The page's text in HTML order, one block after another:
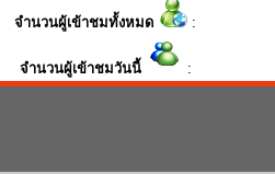
จำนวนผู้เข้าชมทั้งหมด :
จำนวนผู้เข้าชมวันนี้ :